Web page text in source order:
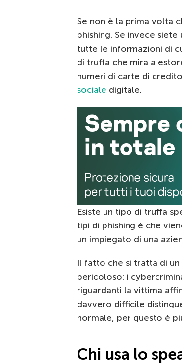
Se non è la prima volta
phishing. Se invece siete
tutte le informazioni di
di truffa che mira a
numeri di carte di
sociale digitale.
Esiste un tipo di truffa
tipi di phishing è che
un impiegato di una
Il fatto che si tratta di
pericoloso: i
riguardanti la vittima
davvero difficile
normale, per questo è
Chi usa lo